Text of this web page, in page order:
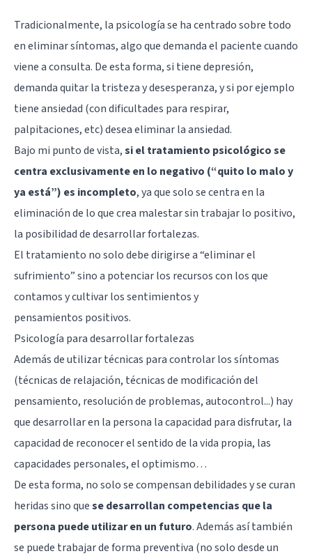
Tradicionalmente, la psicología se ha centrado sobre todo
en eliminar síntomas, algo que demanda el paciente cuando
viene a consulta. De esta forma,si tiene depresión,
demandaquitar la tristeza y desesperanza, y si por ejemplo
tieneansiedad (con dificultades para respirar,
palpitaciones, etc) desea eliminar la ansiedad.
Bajo mi punto de vista,si el tratamiento psicológico se
centra exclusivamente en lo negativo (“quito lo malo y
ya está”) es incompleto, ya que solo se centra en la
eliminación de lo que crea malestar sin trabajar lo positivo,
la posibilidad de desarrollar fortalezas.
El tratamiento no solo debe dirigirse a “eliminar el
sufrimiento” sino a potenciar los recursos con los que
contamos y cultivar lossentimientos y
pensamientos positivos.
Psicología para desarrollar fortalezas
Además de utilizar técnicas para controlar los síntomas
(técnicas de relajación, técnicas de modificación del
pensamiento, resolución de problemas,autocontrol...) hay
que desarrollar en la persona la capacidad para disfrutar, la
capacidad de reconocer el sentido de la vida propia, las
capacidades personales, el optimismo…
De esta forma, no solo se compensan debilidades y se curan
heridas sino quese desarrollan competencias que la
persona puede utilizar en un futuro. Además así también
se puede trabajar de forma preventiva (no solo desde un